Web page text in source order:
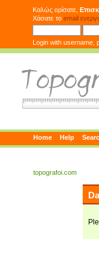
Καλώς ορίσατε,
Χάσατε το email
Login with username,
Home Help
topografoi.com